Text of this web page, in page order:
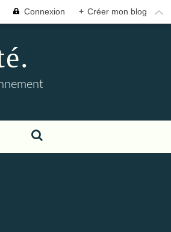
Connexion + Créer mon blog